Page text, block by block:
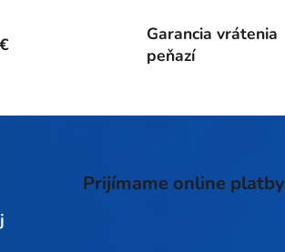
Garancia vrátenia
peňazí
Prijímame online platby